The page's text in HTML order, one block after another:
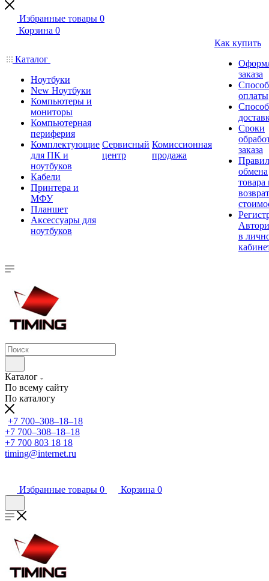
Избранные товары 0
Корзина 0
Каталог
Ноутбуки
New Ноутбуки
Компьютеры и
мониторы
Компьютерная
периферия
Комплектующие
для ПК и
ноутбуков
Кабели
Принтера и
МФУ
Планшет
Аксессуары для
ноутбуков
Сервисный
центр
Комиссионная
продажа
Как купить
заказа
оплаты
Сроки
заказа
обмена
товара
в
Каталог
По всему сайту
По каталогу
+7 700‒308‒18‒18
+7 700‒308‒18‒18
+7 700 803 18 18
timing@internet.ru
Избранные товары 0 Корзина 0